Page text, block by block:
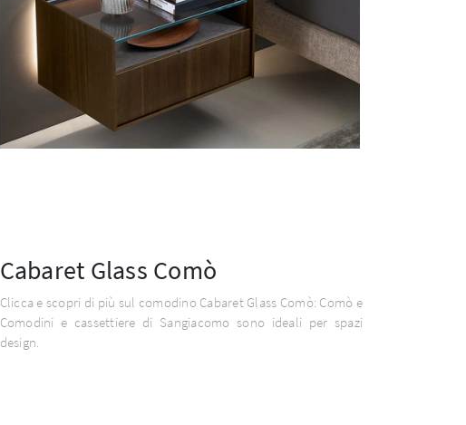
Cabaret Glass Comò
Clicca e scopri di più sul comodino Cabaret Glass Comò: Comò e
Comodini e cassettiere di Sangiacomo sono ideali per spazi
design.